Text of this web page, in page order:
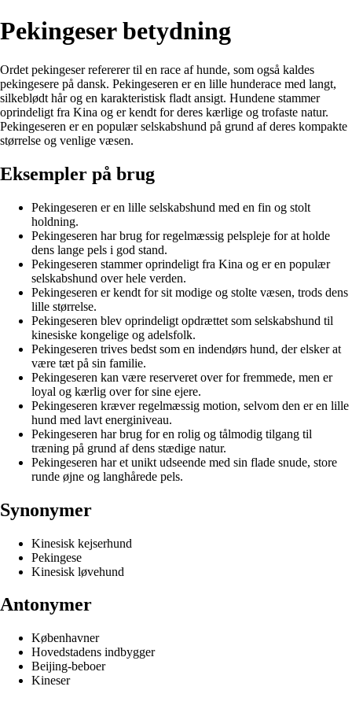
Pekingeser betydning
Ordet pekingeser refererer til en race af hunde, som også kaldes
pekingesere på dansk. Pekingeseren er en lille hunderace med langt,
silkeblødt hår og en karakteristisk fladt ansigt. Hundene stammer
oprindeligt fra Kina og er kendt for deres kærlige og trofaste natur.
Pekingeseren er en populær selskabshund på grund af deres kompakte
størrelse og venlige væsen.
Eksempler på brug
Pekingeseren er en lille selskabshund med en fin og stolt
holdning.
Pekingeseren har brug for regelmæssig pelspleje for at holde
dens lange pels i god stand.
Pekingeseren stammer oprindeligt fra Kina og er en populær
selskabshund over hele verden.
Pekingeseren er kendt for sit modige og stolte væsen, trods dens
lille størrelse.
Pekingeseren blev oprindeligt opdrættet som selskabshund til
kinesiske kongelige og adelsfolk.
Pekingeseren trives bedst som en indendørs hund, der elsker at
være tæt på sin familie.
Pekingeseren kan være reserveret over for fremmede, men er
loyal og kærlig over for sine ejere.
Pekingeseren kræver regelmæssig motion, selvom den er en lille
hund med lavt energiniveau.
Pekingeseren har brug for en rolig og tålmodig tilgang til
træning på grund af dens stædige natur.
Pekingeseren har et unikt udseende med sin flade snude, store
runde øjne og langhårede pels.
Synonymer
Kinesisk kejserhund
Pekingese
Kinesisk løvehund
Antonymer
Københavner
Hovedstadens indbygger
Beijing-beboer
Kineser